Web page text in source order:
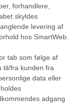
forhandlere,
skyldes
levering af
hos SmartWeb.
tab som følge af
til/fra kunden fra
data eller
adgang